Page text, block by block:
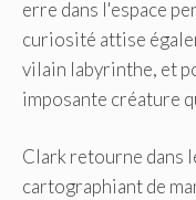
erre dans l'espace
curiosité attise
vilain labyrinthe, et
imposante créature
Clark retourne dans
cartographiant de